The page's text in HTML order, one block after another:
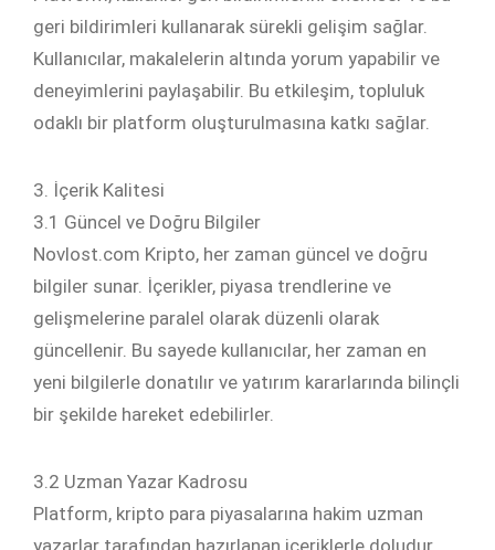
geri bildirimleri kullanarak sürekli gelişim sağlar.
Kullanıcılar, makalelerin altında yorum yapabilir ve
deneyimlerini paylaşabilir. Bu etkileşim, topluluk
odaklı bir platform oluşturulmasına katkı sağlar.
3. İçerik Kalitesi
3.1 Güncel ve Doğru Bilgiler
Novlost.com Kripto, her zaman güncel ve doğru
bilgiler sunar. İçerikler, piyasa trendlerine ve
gelişmelerine paralel olarak düzenli olarak
güncellenir. Bu sayede kullanıcılar, her zaman en
yeni bilgilerle donatılır ve yatırım kararlarında bilinçli
bir şekilde hareket edebilirler.
3.2 Uzman Yazar Kadrosu
Platform, kripto para piyasalarına hakim uzman
yazarlar tarafından hazırlanan içeriklerle doludur.